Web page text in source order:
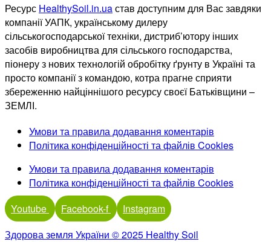
Ресурс HealthySoil.in.uaстав доступним для Вас завдяки
компанії УАПК, українському дилеру
сільськогосподарської техніки, дистриб’ютору інших
засобів виробництва для сільського господарства,
піонеру з нових технологій обробітку ґрунту в Україні та
просто компанії з командою, котра прагне сприяти
збереженню найціннішого ресурсу своєї Батьківщини –
ЗЕМЛІ.
Умови та правила додавання коментарів
Політика конфіденційності та файлів Cookies
Умови та правила додавання коментарів
Політика конфіденційності та файлів Cookies
Youtube
Facebook-f
Instagram
Здорова земля України © 2025 Healthy Soil